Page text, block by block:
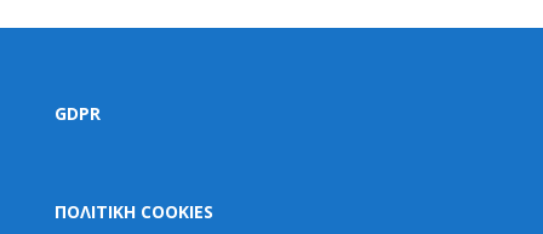
GDPR
ΠΟΛΙΤΙΚΗ COOKIES